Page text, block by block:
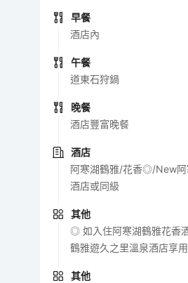
早餐
酒店內
午餐
道東石狩鍋
晚餐
酒店豐富晚餐
酒店
阿寒湖鶴雅/花香◎/New
酒店或同級
其他
◎ 如入住阿寒湖鶴雅花香
鶴雅遊久之里溫泉酒店享
其他